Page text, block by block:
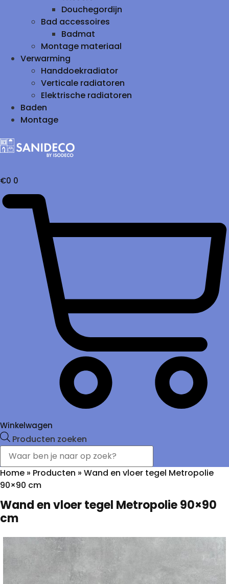
Douchegordijn
Bad accessoires
Badmat
Montage materiaal
Verwarming
Handdoekradiator
Verticale radiatoren
Elektrische radiatoren
Baden
Montage
€0 0
Winkelwagen
Producten zoeken
Home » Producten » Wand en vloer tegel Metropolie
90×90 cm
Wand en vloer tegel Metropolie 90×90
cm